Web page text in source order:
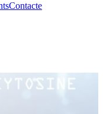
Contacte